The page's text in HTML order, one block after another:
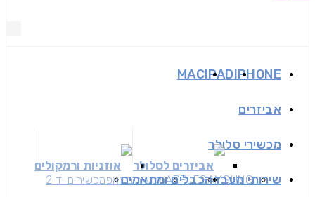
IPHONE
IPAD
MAC
אביזרים
אביזרים לסלולר אוזניות ורמקולים
מכשירי סלולר
SAMSUNG
APPLEמכשירים זאפמכשירים יד 2 שירותי מעבדהכבלים ומתאמים